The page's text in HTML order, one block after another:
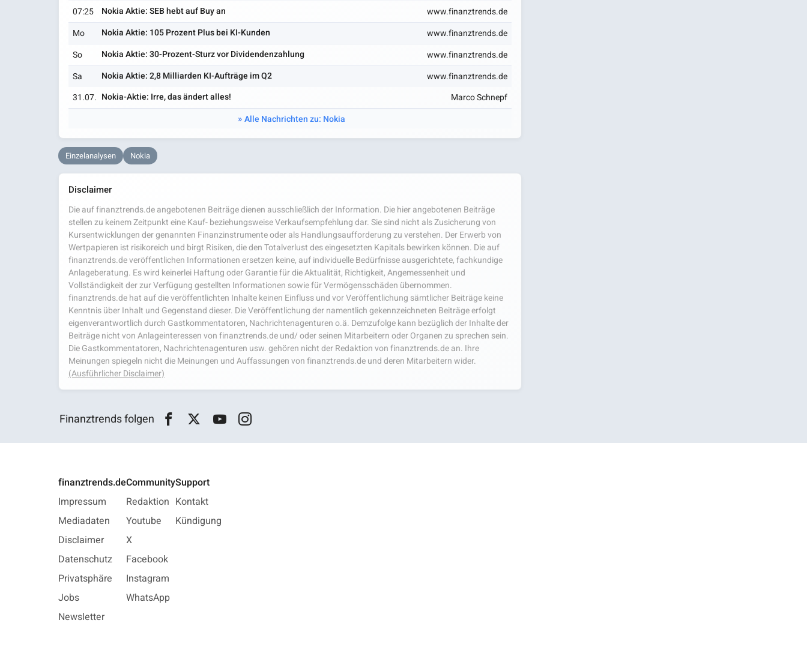
07:25 Nokia Aktie: SEB hebt auf Buy an
www.finanztrends.de
Mo
Nokia Aktie: 105 Prozent Plus bei KI-Kunden
www.finanztrends.de
So
Nokia Aktie: 30-Prozent-Sturz vor Dividendenzahlung
www.finanztrends.de
Sa
Nokia Aktie: 2,8 Milliarden KI-Aufträge im Q2
www.finanztrends.de
31.07. Nokia-Aktie: Irre, das ändert alles!
Marco Schnepf
Alle Nachrichten zu: Nokia
Einzelanalysen Nokia
Disclaimer
Die auf finanztrends.de angebotenen Beiträge dienen ausschließlich der Information. Die hier angebotenen Beiträge
stellen zu keinem Zeitpunkt eine Kauf- beziehungsweise Verkaufsempfehlung dar. Sie sind nicht als Zusicherung von
Kursentwicklungen der genannten Finanzinstrumente oder als Handlungsaufforderung zu verstehen. Der Erwerb von
Wertpapieren ist risikoreich und birgt Risiken, die den Totalverlust des eingesetzten Kapitals bewirken können. Die auf
finanztrends.de veröffentlichen Informationen ersetzen keine, auf individuelle Bedürfnisse ausgerichtete, fachkundige
Anlageberatung. Es wird keinerlei Haftung oder Garantie für die Aktualität, Richtigkeit, Angemessenheit und
Vollständigkeit der zur Verfügung gestellten Informationen sowie für Vermögensschäden übernommen.
finanztrends.de hat auf die veröffentlichten Inhalte keinen Einfluss und vor Veröffentlichung sämtlicher Beiträge keine
Kenntnis über Inhalt und Gegenstand dieser. Die Veröffentlichung der namentlich gekennzeichneten Beiträge erfolgt
eigenverantwortlich durch Gastkommentatoren, Nachrichtenagenturen o.ä. Demzufolge kann bezüglich der Inhalte der
Beiträge nicht von Anlageinteressen von finanztrends.de und/ oder seinen Mitarbeitern oder Organen zu sprechen sein.
Die Gastkommentatoren, Nachrichtenagenturen usw. gehören nicht der Redaktion von finanztrends.de an. Ihre
Meinungen spiegeln nicht die Meinungen und Auffassungen von finanztrends.de und deren Mitarbeitern wider.
(Ausführlicher Disclaimer)
Finanztrends folgen
finanztrends.de
Impressum
Mediadaten
Disclaimer
Datenschutz
Privatsphäre
Jobs
Newsletter
Community
Redaktion
Youtube
X
Facebook
Instagram
WhatsApp
Support
Kontakt
Kündigung